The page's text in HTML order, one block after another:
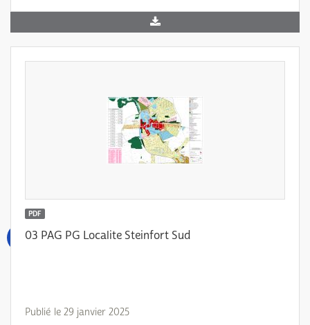
PDF
03 PAG PG Localite Steinfort Sud
Publié le 29 janvier 2025